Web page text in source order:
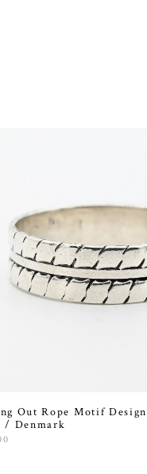
Out Rope Motif
/ Denmark